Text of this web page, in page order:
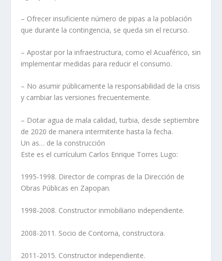
– Ofrecer insuficiente número de pipas a la población
que durante la contingencia, se queda sin el recurso.
– Apostar por la infraestructura, como el Acuaférico, sin
implementar medidas para reducir el consumo.
– No asumir públicamente la responsabilidad de la crisis
y cambiar las versiones frecuentemente.
– Dotar agua de mala calidad, turbia, desde septiembre
de 2020 de manera intermitente hasta la fecha.
Un as… de la construcción
Este es el currículum Carlos Enrique Torres Lugo:
1995-1998. Director de compras de la Dirección de
Obras Públicas en Zapopan.
1998-2008. Constructor inmobiliario independiente.
2008-2011. Socio de Contorna, constructora.
2011-2015. Constructor independiente.